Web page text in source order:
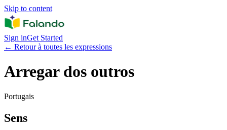
Skip to content
Sign inGet Started
← Retour à toutes les expressions
Arregar dos outros
Portugais
Sens